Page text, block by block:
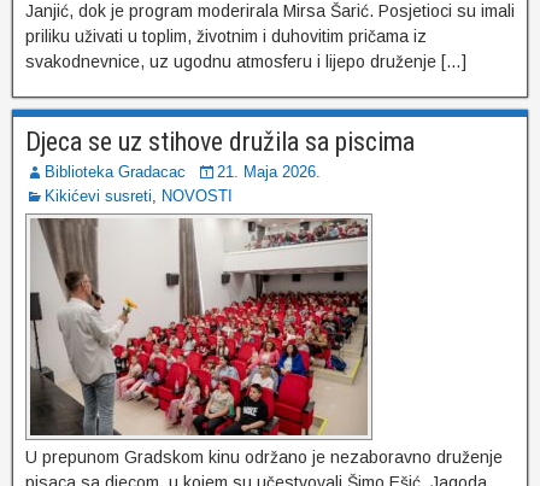
Janjić, dok je program moderirala Mirsa Šarić. Posjetioci su imali
priliku uživati u toplim, životnim i duhovitim pričama iz
svakodnevnice, uz ugodnu atmosferu i lijepo druženje […]
Djeca se uz stihove družila sa piscima
Biblioteka Gradacac
21. Maja 2026.
Kikićevi susreti, NOVOSTI
U prepunom Gradskom kinu održano je nezaboravno druženje